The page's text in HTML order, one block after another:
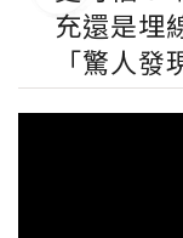
充還是埋
「驚人發